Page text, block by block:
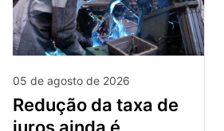
05 de agosto de 2026
redução da taxa de